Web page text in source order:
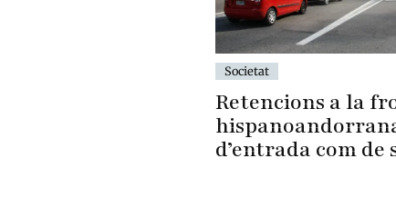
Societat
Retencions a la
d’entrada com de